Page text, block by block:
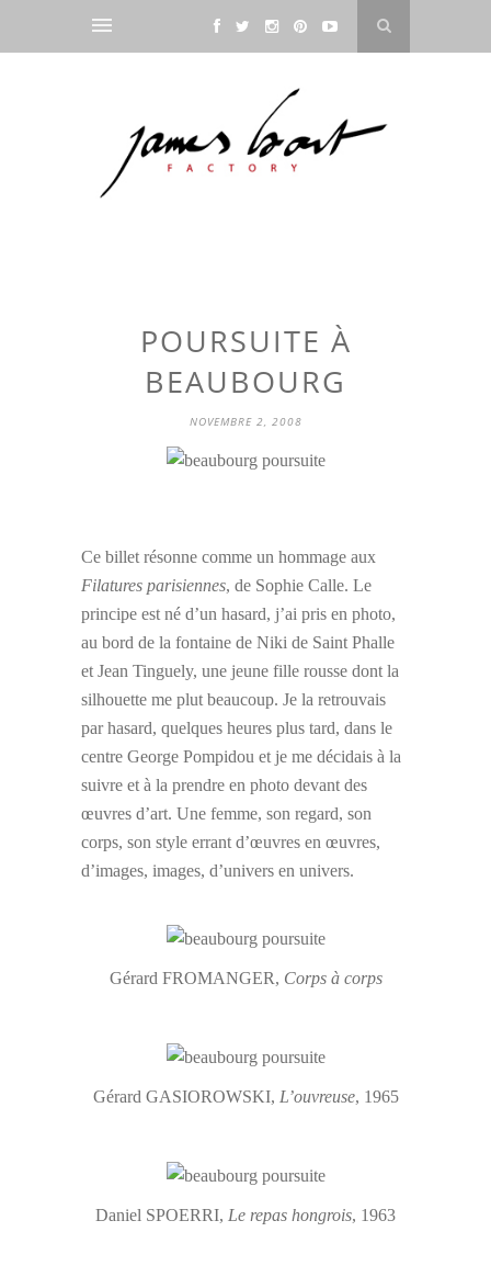
POURSUITE À
BEAUBOURG
NOVEMBRE 2, 2008
Ce billet résonne comme un hommage aux
Filatures parisiennes, de Sophie Calle. Le
principe est né d’un hasard, j’ai pris en photo,
au bord de la fontaine de Niki de Saint Phalle
et Jean Tinguely, une jeune fille rousse dont la
silhouette me plut beaucoup. Je la retrouvais
par hasard, quelques heures plus tard, dans le
centre George Pompidou et je me décidais à la
suivre et à la prendre en photo devant des
œuvres d’art. Une femme, son regard, son
corps, son style errant d’œuvres en œuvres,
d’images, images, d’univers en univers.
Gérard FROMANGER, Corps à corps
Gérard GASIOROWSKI, L’ouvreuse, 1965
Daniel SPOERRI, Le repas hongrois, 1963